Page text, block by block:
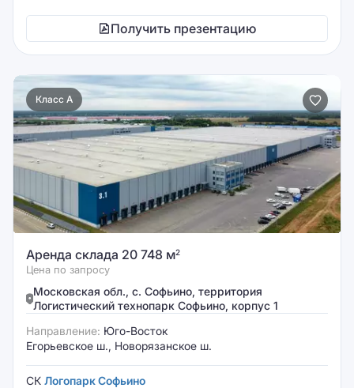
Получить презентацию
Класс A
Аренда склада 20 748 м2
Цена по запросу
Московская обл., с. Софьино, территория
Логистический технопарк Софьино, корпус 1
Направление: Юго-Восток
Егорьевское ш., Новорязанское ш.
СК Логопарк Софьино